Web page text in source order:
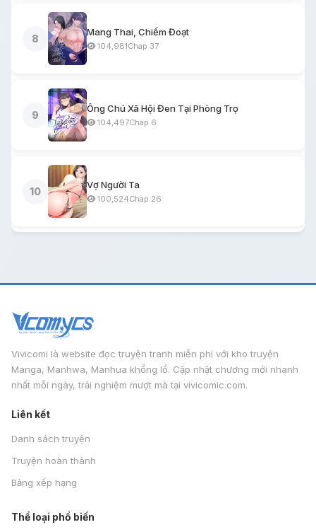
8
Mang Thai, Chiếm Đoạt
104,981Chap 37
9
Ông Chú Xã Hội Đen Tại Phòng Trọ
104,497Chap 6
10
Vợ Người Ta
100,524Chap 26
Vivicomi là website đọc truyện tranh miễn phí với kho truyện
Manga, Manhwa, Manhua khổng lồ. Cập nhật chương mới nhanh
nhất mỗi ngày, trải nghiệm mượt mà tại vivicomic.com.
Liên kết
Danh sách truyện
Truyện hoàn thành
Bảng xếp hạng
Thể loại phổ biến